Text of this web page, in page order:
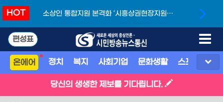
HOT
소상인 통합지원 본격화 ‘시흥상권현장지원단’
편성표
온에어 정치 복지 사회기업 문화생활 스포츠 지
당신의 생생한 제보를 기다립니다.